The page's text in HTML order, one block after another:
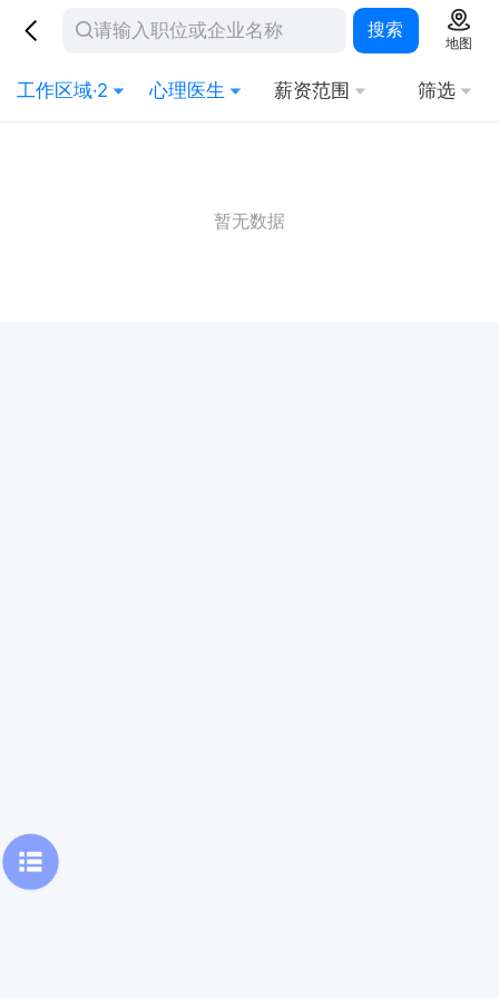
搜索
地图
工作区域·2 心理医生 薪资范围 筛选
暂无数据